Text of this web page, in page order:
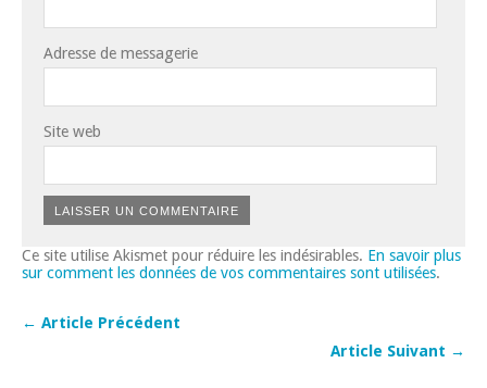
Adresse de messagerie
Site web
Ce site utilise Akismet pour réduire les indésirables. En savoir plus
sur comment les données de vos commentaires sont utilisées.
← Article Précédent
Article Suivant →